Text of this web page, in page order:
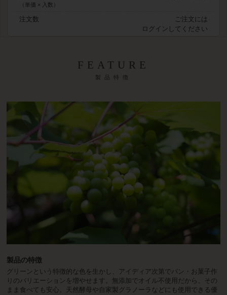
（単価 × 入数）
注文数
ご注文には
ログイン してください
FEATURE
製品特徴
製品の特徴
グリーンという特徴的な色を生かし、アイディア次第でパン・お菓子作
りのバリエーションを増やせます。無添加でオイル不使用だから、その
まま食べても安心。天然酵母や自家製グラノーラなどにも使用できる優